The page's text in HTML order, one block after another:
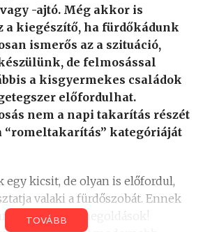
-ajtó. Még akkor is
a kiegészítő, ha fürdőkádunk
ismerős az a szituáció,
de felmosással
a kisgyermekes családok
előfordulhat.
nem a napi takarítás részét
“romeltakarítás” kategóriáját
egy kicsit, de olyan is előfordul,
valaki a fürdőszobát. Ennek
praktikus megoldások!
TOVÁBB